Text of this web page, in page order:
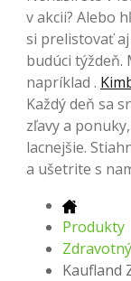
v akcii? Alebo
si prelistovať
budúci týždeň.
napríklad .
Každý deň sa
zľavy a
lacnejšie.
a ušetrite s
Produkty
Kaufland